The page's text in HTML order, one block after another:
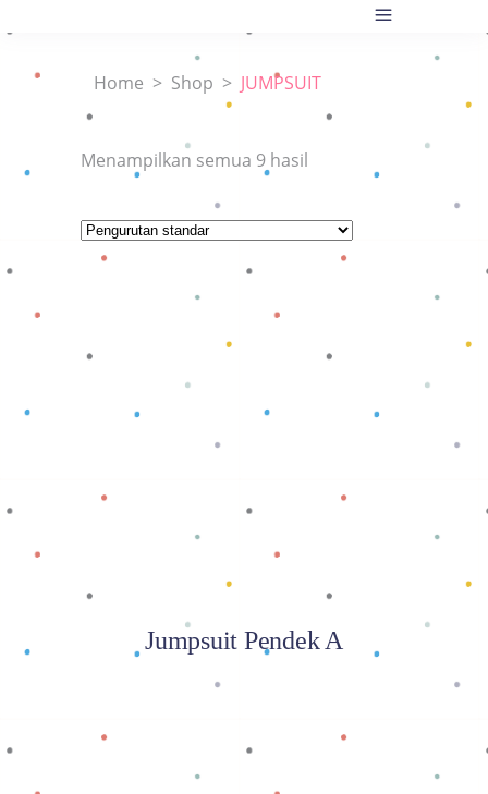
Home > Shop > JUMPSUIT
Menampilkan semua 9 hasil
Baca selengkapnya
Jumpsuit Pendek A